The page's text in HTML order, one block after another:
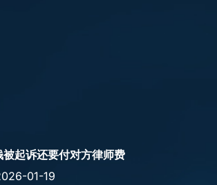
被起诉还要付对方律师费
01-19